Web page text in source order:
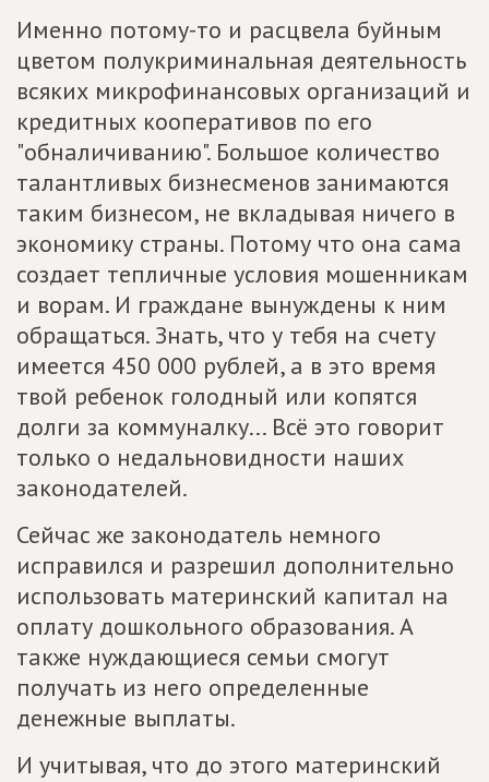
Именно потому-то и расцвела буйным
цветом полукриминальная деятельность
всяких микрофинансовых организаций и
кредитных кооперативов по его
"обналичиванию". Большое количество
талантливых бизнесменов занимаются
таким бизнесом, не вкладывая ничего в
экономику страны. Потому что она сама
создает тепличные условия мошенникам
и ворам. И граждане вынуждены к ним
обращаться. Знать, что у тебя на счету
имеется 450 000 рублей, а в это время
твой ребенок голодный или копятся
долги за коммуналку... Всё это говорит
только о недальновидности наших
законодателей.
Сейчас же законодатель немного
исправился и разрешил дополнительно
использовать материнский капитал на
оплату дошкольного образования. А
также нуждающиеся семьи смогут
получать из него определенные
денежные выплаты.
И учитывая, что до этого материнский